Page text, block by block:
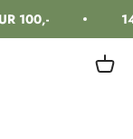
100,-